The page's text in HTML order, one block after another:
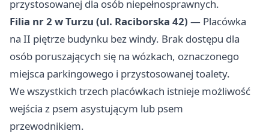
przystosowanej dla osób niepełnosprawnych.
Filia nr 2 w Turzu (ul. Raciborska 42) — Placówka
na II piętrze budynku bez windy. Brak dostępu dla
osób poruszających się na wózkach, oznaczonego
miejsca parkingowego i przystosowanej toalety.
We wszystkich trzech placówkach istnieje możliwość
wejścia z psem asystującym lub psem
przewodnikiem.